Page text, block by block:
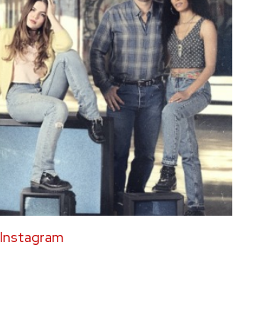
Instagram